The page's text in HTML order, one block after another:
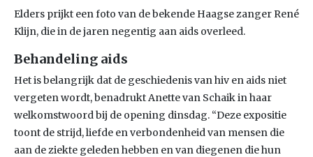
Elders prijkt een foto van de bekende Haagse zanger René
Klijn, die in de jaren negentig aan aids overleed.
Behandeling aids
Het is belangrijk dat de geschiedenis van hiv en aids niet
vergeten wordt, benadrukt Anette van Schaik in haar
welkomstwoord bij de opening dinsdag. “Deze expositie
toont de strijd, liefde en verbondenheid van mensen die
aan de ziekte geleden hebben en van diegenen die hun